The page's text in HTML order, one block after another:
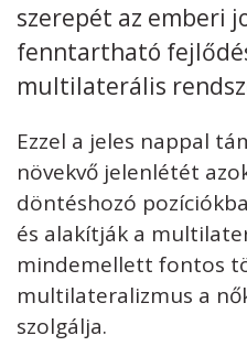
szerepét az emberi
fenntartható
multilaterális
Ezzel a jeles nappal
növekvő jelenlétét
döntéshozó
és alakítják a
mindemellett fontos
multilateralizmus a
szolgálja.